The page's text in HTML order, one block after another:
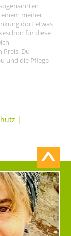
meiner
dort etwas
für diese
Du
und die Pflege
|